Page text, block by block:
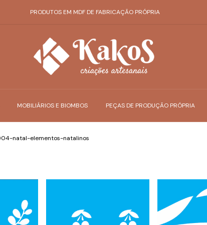
PRODUTOS EM MDF DE FABRICAÇÃO PRÓPRIA
MOBILIÁRIOS E BIOMBOS PEÇAS DE PRODUÇÃO PRÓPRIA
natal-elementos-natalinos